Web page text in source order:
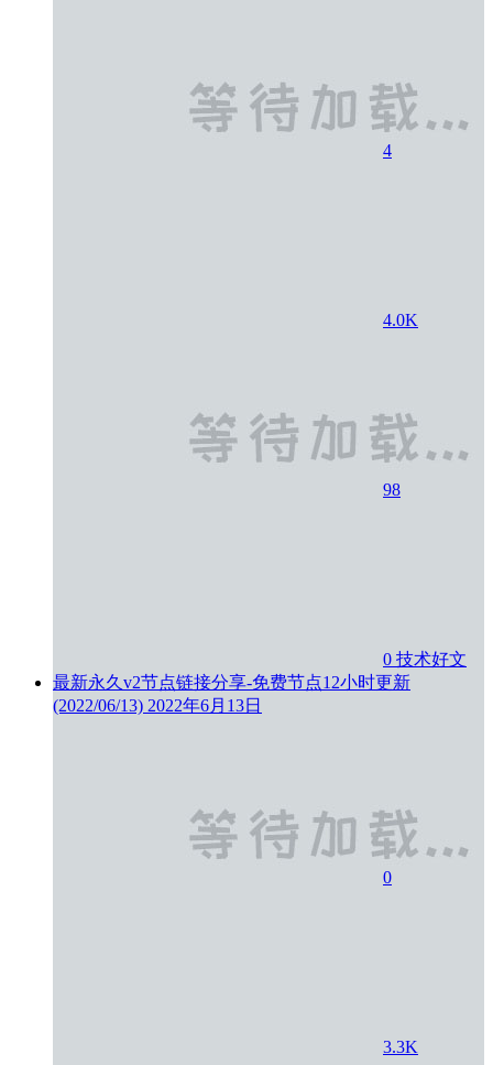
4
4.0K
98
0 技术好文
最新永久v2节点链接分享-免费节点12小时更新
(2022/06/13) 2022年6月13日
0
3.3K